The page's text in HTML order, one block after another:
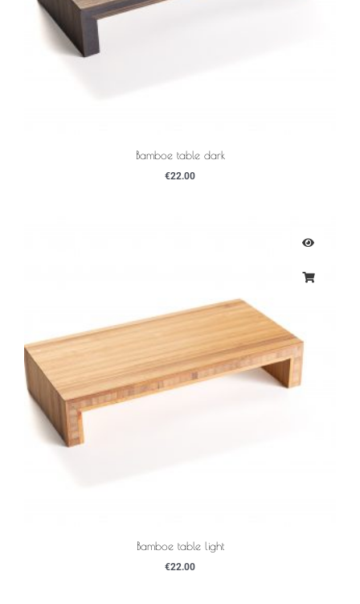
Bamboe table dark
€22.00
Bamboe table light
€22.00